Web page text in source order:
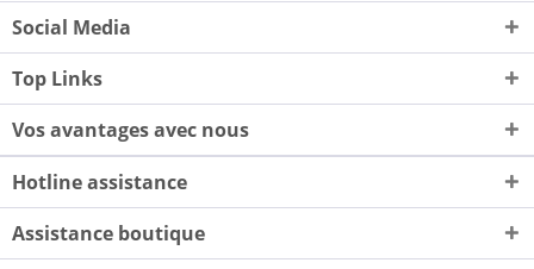
Social Media
Top Links
Vos avantages avec nous
Hotline assistance
Assistance boutique